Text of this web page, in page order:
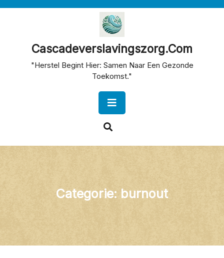
Cascadeverslavingszorg.com
"Herstel Begint Hier: Samen Naar Een Gezonde
Toekomst."
Button
Categorie: burnout